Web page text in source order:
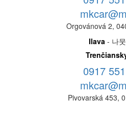
Orgovánová 2,
Ilava - 나
0917
Pivovarská 453,